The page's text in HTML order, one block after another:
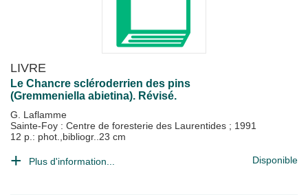
LIVRE
Le Chancre scléroderrien des pins
(Gremmeniella abietina). Révisé.
G. Laflamme
Sainte-Foy : Centre de foresterie des Laurentides ; 1991
12 p.: phot.,bibliogr..23 cm
Plus d'information... Disponible